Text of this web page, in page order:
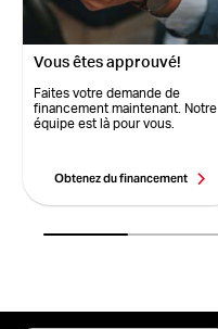
Vous êtes approuvé!
Faites votre demande de
financement maintenant. Notre
équipe est là pour vous.
Obtenez du financement